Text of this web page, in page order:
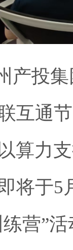
产投
互通
算力
将于5
营”